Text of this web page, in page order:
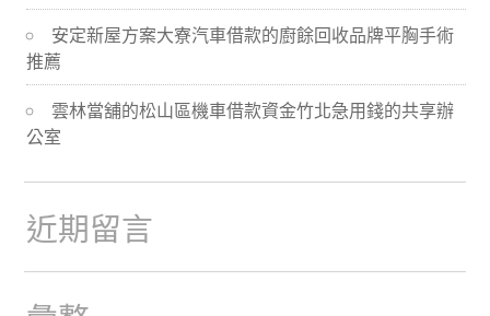
安定新屋方案大寮汽車借款的廚餘回收品牌平胸手術
推薦
雲林當舖的松山區機車借款資金竹北急用錢的共享辦
公室
近期留言